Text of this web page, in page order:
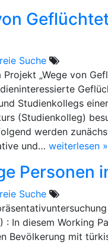
Suche
„Wege von
Studienkollegs
(Studienkolleg)
werden
und… weiterlesen »
Personen
Suche
: In diesem Working
Bevölkerung mit